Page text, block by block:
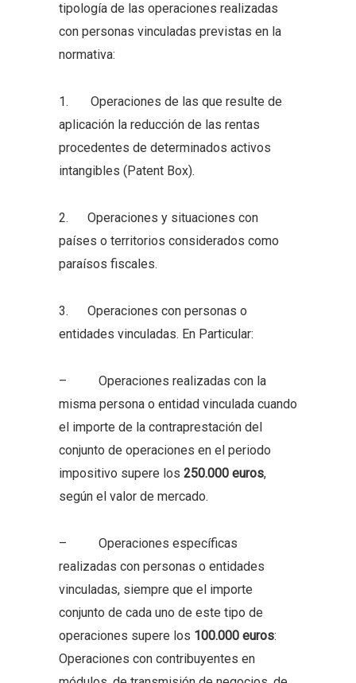
tipología de las operaciones realizadas
con personas vinculadas previstas en la
normativa:
1. Operaciones de las que resulte de
aplicación la reducción de las rentas
procedentes de determinados activos
intangibles (Patent Box).
2. Operaciones y situaciones con
países o territorios considerados como
paraísos fiscales.
3. Operaciones con personas o
entidades vinculadas. En Particular:
– Operaciones realizadas con la
misma persona o entidad vinculada cuando
el importe de la contraprestación del
conjunto de operaciones en el periodo
impositivo supere los 250.000 euros,
según el valor de mercado.
– Operaciones específicas
realizadas con personas o entidades
vinculadas, siempre que el importe
conjunto de cada uno de este tipo de
operaciones supere los 100.000 euros:
Operaciones con contribuyentes en